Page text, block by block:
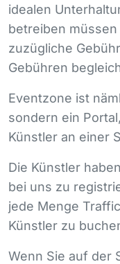
idealen
betreiben
zuzügliche
Gebühren
Eventzone ist
sondern ein
Künstler an einer
Die Künstler
bei uns zu
jede Menge
Künstler zu
Wenn Sie auf der